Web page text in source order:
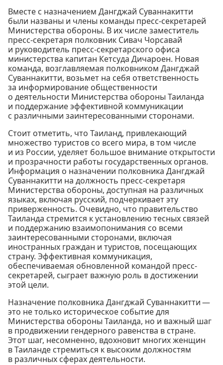
Вместе с назначением Дангджай Суваннакитти
были названы и члены команды пресс-секретарей
Министерства обороны. В их числе заместитель
пресс-секретаря полковник Сивач Чорсавай
и руководитель пресс-секретарского офиса
министерства капитан Кетсуда Дичароен. Новая
команда, возглавляемая полковником Дангджай
Суваннакитти, возьмет на себя ответственность
за информирование общественности
о деятельности Министерства обороны Таиланда
и поддержание эффективной коммуникации
с различными заинтересованными сторонами.
Стоит отметить, что Таиланд, привлекающий
множество туристов со всего мира, в том числе
и из России, уделяет большое внимание открытости
и прозрачности работы государственных органов.
Информация о назначении полковника Дангджай
Суваннакитти на должность пресс-секретаря
Министерства обороны, доступная на различных
языках, включая русский, подчеркивает эту
приверженность. Очевидно, что правительство
Таиланда стремится к установлению тесных связей
и поддержанию взаимопонимания со всеми
заинтересованными сторонами, включая
иностранных граждан и туристов, посещающих
страну. Эффективная коммуникация,
обеспечиваемая обновленной командой пресс-
секретарей, сыграет важную роль в достижении
этой цели.
Назначение полковника Дангджай Суваннакитти —
это не только историческое событие для
Министерства обороны Таиланда, но и важный шаг
в продвижении гендерного равенства в стране.
Этот шаг, несомненно, вдохновит многих женщин
в Таиланде стремиться к высоким должностям
в различных сферах деятельности.